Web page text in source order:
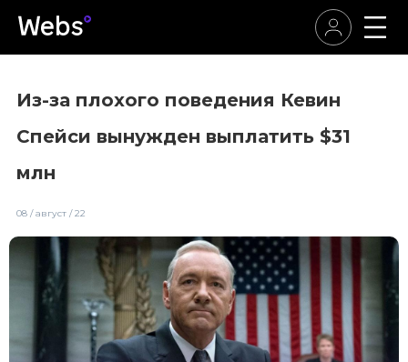
Из-за плохого поведения Кевин
Спейси вынужден выплатить $31
млн
08 / август / 22